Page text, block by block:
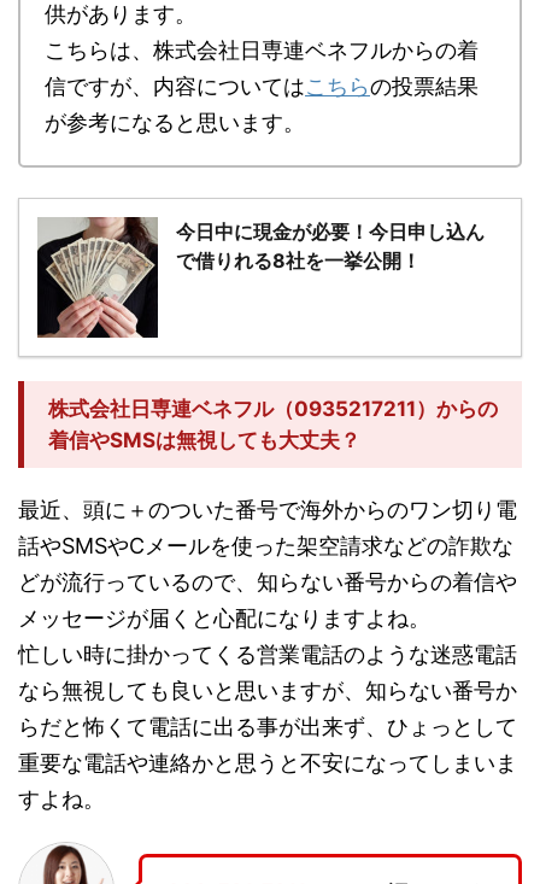
供があります。
こちらは、株式会社日専連ベネフルからの着
信ですが、内容についてはこちらの投票結果
が参考になると思います。
今日中に現金が必要！今日申し込ん
で借りれる8社を一挙公開！
株式会社日専連ベネフル（0935217211）からの
着信やSMSは無視しても大丈夫？
最近、頭に＋のついた番号で海外からのワン切り電
話やSMSやCメールを使った架空請求などの詐欺な
どが流行っているので、知らない番号からの着信や
メッセージが届くと心配になりますよね。
忙しい時に掛かってくる営業電話のような迷惑電話
なら無視しても良いと思いますが、知らない番号か
らだと怖くて電話に出る事が出来ず、ひょっとして
重要な電話や連絡かと思うと不安になってしまいま
すよね。